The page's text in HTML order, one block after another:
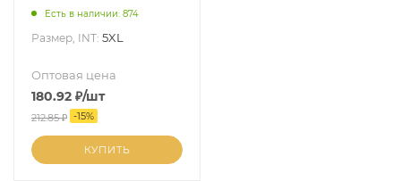
Есть в наличии: 874
Размер, INT: 5XL
Оптовая цена
180.92 ₽/шт
212.85₽ -15%
КУПИТЬ